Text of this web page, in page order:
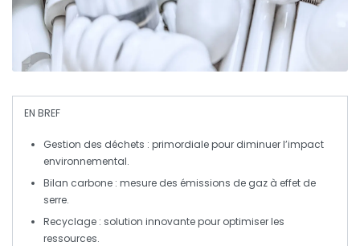
EN BREF
Gestion des déchets : primordiale pour diminuer l’impact
environnemental.
Bilan carbone : mesure des émissions de gaz à effet de
serre.
Recyclage : solution innovante pour optimiser les
ressources.